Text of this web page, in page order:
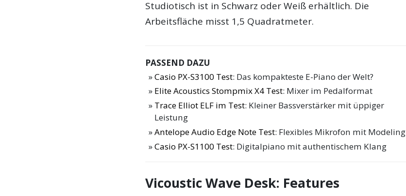
Studiotisch ist in Schwarz oder Weiß erhältlich. Die
Arbeitsfläche misst 1,5 Quadratmeter.
PASSEND DAZU
Casio PX-S3100 Test: Das kompakteste E-Piano der Welt?
Elite Acoustics Stompmix X4 Test: Mixer im Pedalformat
Trace Elliot ELF im Test: Kleiner Bassverstärker mit üppiger
Leistung
Antelope Audio Edge Note Test: Flexibles Mikrofon mit Modeling
Casio PX-S1100 Test: Digitalpiano mit authentischem Klang
Vicoustic Wave Desk: Features